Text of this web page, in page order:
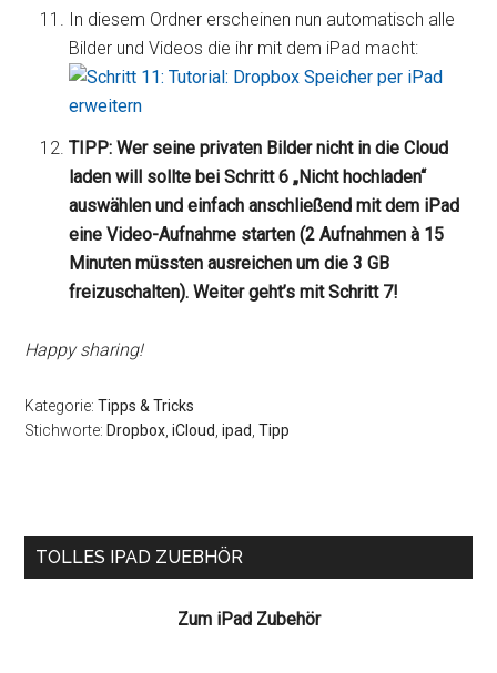
In diesem Ordner erscheinen nun automatisch alle
Bilder und Videos die ihr mit dem iPad macht:
TIPP: Wer seine privaten Bilder nicht in die Cloud
laden will sollte bei Schritt 6 „Nicht hochladen“
auswählen und einfach anschließend mit dem iPad
eine Video-Aufnahme starten (2 Aufnahmen à 15
Minuten müssten ausreichen um die 3 GB
freizuschalten). Weiter geht’s mit Schritt 7!
Happy sharing!
Kategorie:Tipps & Tricks
Stichworte: Dropbox ,iCloud ,ipad ,Tipp
Seitenspalte
TOLLES IPAD ZUEBHÖR
Zum iPad Zubehör